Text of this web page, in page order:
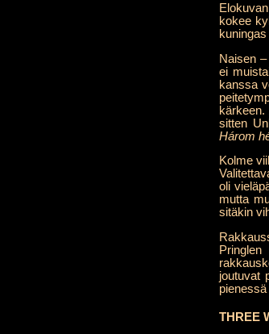
kokee
Naisen
ei
kanssa
sitten
Három
Kolme
oli
mutta
sitäkin
joutuvat
THREE